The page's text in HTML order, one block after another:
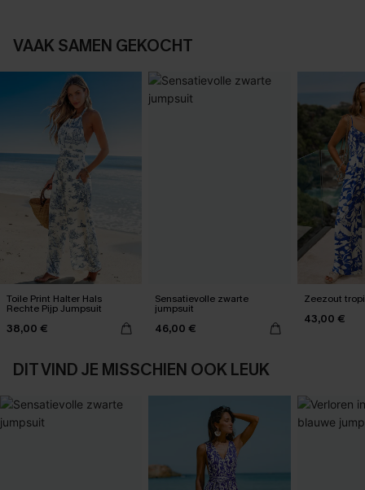
VAAK SAMEN GEKOCHT
Toile Print Halter Hals
Rechte Pijp Jumpsuit
38,00 €
Sensatievolle zwarte
jumpsuit
46,00 €
Zeezout
43,00 €
DIT VIND JE MISSCHIEN OOK LEUK